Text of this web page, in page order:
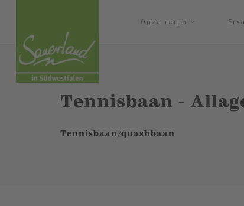
Onze regio
Tennisbaan -
Tennisbaan/quashbaan